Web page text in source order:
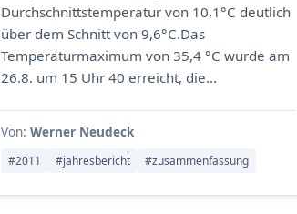
Durchschnittstemperatur von 10,1°C deutlich
über dem Schnitt von 9,6°C.Das
Temperaturmaximum von 35,4 °C wurde am
26.8. um 15 Uhr 40 erreicht, die...
Von: Werner Neudeck
#2011 #jahresbericht #zusammenfassung